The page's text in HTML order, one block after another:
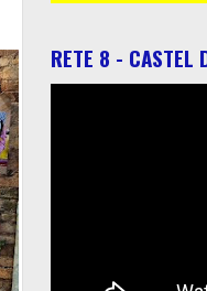
RETE 8 - CASTEL